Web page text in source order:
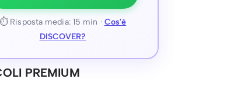
⏱ Risposta media: 15 min · Cos'è
DISCOVER?
PREMIUM